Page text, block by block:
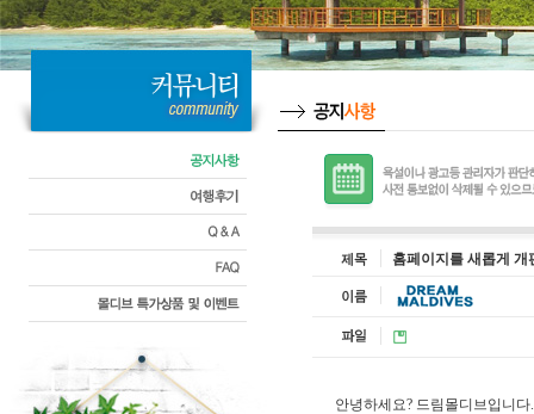
홈페이지를 새롭게 개
안녕하세요? 드림몰디브입니다